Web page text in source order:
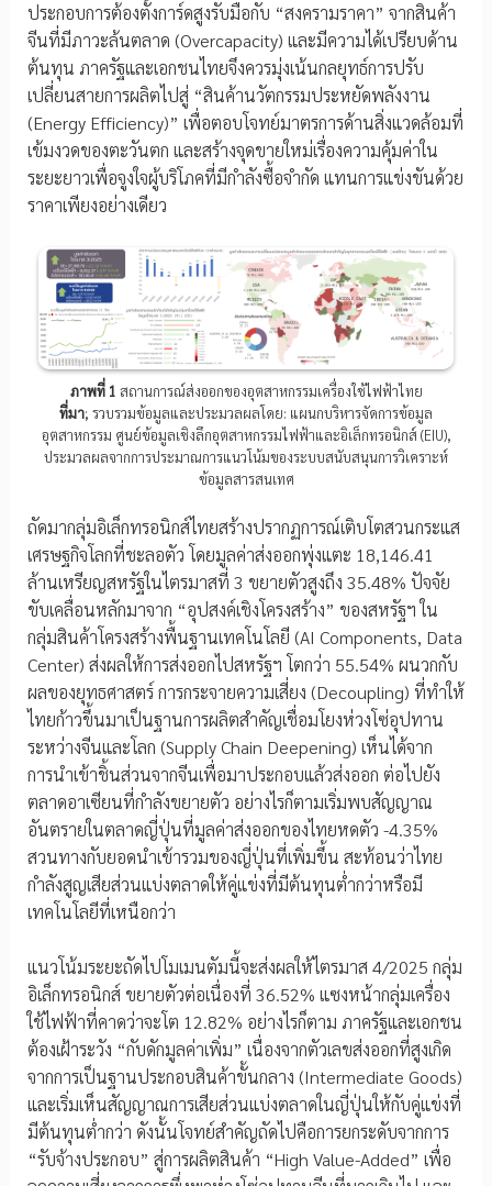
ประกอบการต้องตั้งการ์ดสูงรับมือกับ “สงครามราคา” จากสินค้า
จีนที่มีภาวะล้นตลาด (Overcapacity) และมีความได้เปรียบด้าน
ต้นทุน ภาครัฐและเอกชนไทยจึงควรมุ่งเน้นกลยุทธ์การปรับ
เปลี่ยนสายการผลิตไปสู่ “สินค้านวัตกรรมประหยัดพลังงาน
(Energy Efficiency)” เพื่อตอบโจทย์มาตรการด้านสิ่งแวดล้อมที่
เข้มงวดของตะวันตก และสร้างจุดขายใหม่เรื่องความคุ้มค่าใน
ระยะยาวเพื่อจูงใจผู้บริโภคที่มีกำลังซื้อจำกัด แทนการแข่งขันด้วย
ราคาเพียงอย่างเดียว
ภาพที่ 1 สถานการณ์ส่งออกของอุตสาหกรรมเครื่องใช้ไฟฟ้าไทย
ที่มา; รวบรวมข้อมูลและประมวลผลโดย: แผนกบริหารจัดการข้อมูล
อุตสาหกรรม ศูนย์ข้อมูลเชิงลึกอุตสาหกรรมไฟฟ้าและอิเล็กทรอนิกส์ (EIU),
ประมวลผลจากการประมาณการแนวโน้มของระบบสนับสนุนการวิเคราะห์
ข้อมูลสารสนเทศ
ถัดมากลุ่มอิเล็กทรอนิกส์ไทยสร้างปรากฏการณ์เติบโตสวนกระแส
เศรษฐกิจโลกที่ชะลอตัว โดยมูลค่าส่งออกพุ่งแตะ 18,146.41
ล้านเหรียญสหรัฐในไตรมาสที่ 3 ขยายตัวสูงถึง 35.48% ปัจจัย
ขับเคลื่อนหลักมาจาก “อุปสงค์เชิงโครงสร้าง” ของสหรัฐฯ ใน
กลุ่มสินค้าโครงสร้างพื้นฐานเทคโนโลยี (AI Components, Data
Center) ส่งผลให้การส่งออกไปสหรัฐฯ โตกว่า 55.54% ผนวกกับ
ผลของยุทธศาสตร์ การกระจายความเสี่ยง (Decoupling) ที่ทำให้
ไทยก้าวขึ้นมาเป็นฐานการผลิตสำคัญเชื่อมโยงห่วงโซ่อุปทาน
ระหว่างจีนและโลก (Supply Chain Deepening) เห็นได้จาก
การนำเข้าชิ้นส่วนจากจีนเพื่อมาประกอบแล้วส่งออก ต่อไปยัง
ตลาดอาเซียนที่กำลังขยายตัว อย่างไรก็ตามเริ่มพบสัญญาณ
อันตรายในตลาดญี่ปุ่นที่มูลค่าส่งออกของไทยหดตัว -4.35%
สวนทางกับยอดนำเข้ารวมของญี่ปุ่นที่เพิ่มขึ้น สะท้อนว่าไทย
กำลังสูญเสียส่วนแบ่งตลาดให้คู่แข่งที่มีต้นทุนต่ำกว่าหรือมี
เทคโนโลยีที่เหนือกว่า
แนวโน้มระยะถัดไปโมเมนตัมนี้จะส่งผลให้ไตรมาส 4/2025 กลุ่ม
อิเล็กทรอนิกส์ ขยายตัวต่อเนื่องที่ 36.52% แซงหน้ากลุ่มเครื่อง
ใช้ไฟฟ้าที่คาดว่าจะโต 12.82% อย่างไรก็ตาม ภาครัฐและเอกชน
ต้องเฝ้าระวัง “กับดักมูลค่าเพิ่ม” เนื่องจากตัวเลขส่งออกที่สูงเกิด
จากการเป็นฐานประกอบสินค้าขั้นกลาง (Intermediate Goods)
และเริ่มเห็นสัญญาณการเสียส่วนแบ่งตลาดในญี่ปุ่นให้กับคู่แข่งที่
มีต้นทุนต่ำกว่า ดังนั้นโจทย์สำคัญถัดไปคือการยกระดับจากการ
“รับจ้างประกอบ” สู่การผลิตสินค้า “High Value-Added” เพื่อ